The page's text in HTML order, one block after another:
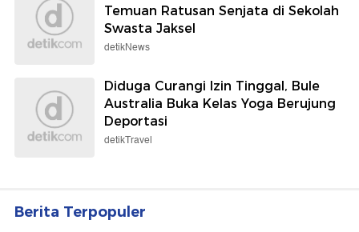
Temuan Ratusan Senjata di Sekolah
Swasta Jaksel
detikNews
Diduga Curangi Izin Tinggal, Bule
Australia Buka Kelas Yoga Berujung
Deportasi
detikTravel
Berita Terpopuler